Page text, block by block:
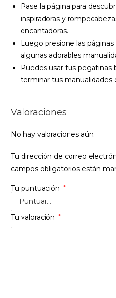
Pase la página para
inspiradoras y
encantadoras.
Luego presione las
algunas adorables
Puedes usar tus pegatinas
terminar tus manualidades
Valoraciones
No hay valoraciones aún.
Tu dirección de correo
campos obligatorios están
Tu puntuación *
Tu valoración *